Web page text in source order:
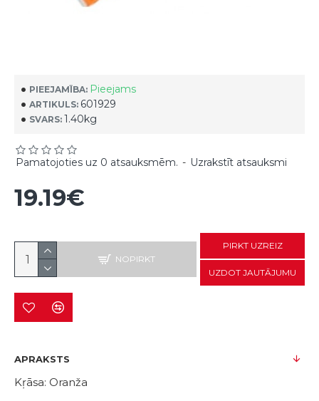
PIEEJAMĪBA: Pieejams
ARTIKULS: 601929
SVARS: 1.40kg
Pamatojoties uz 0 atsauksmēm. - Uzrakstīt atsauksmi
19.19€
NOPIRKT
PIRKT UZREIZ
UZDOT JAUTĀJUMU
APRAKSTS
Kŗāsa: Oranža